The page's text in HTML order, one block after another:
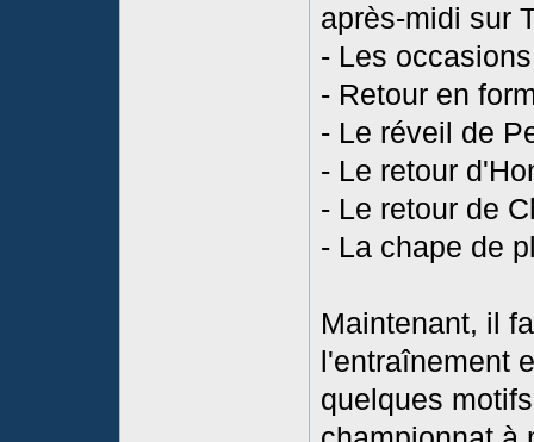
après-midi sur
- Les
- Retour en
- Le réveil de
- Le retour
- Le retour de
- La chape de
Maintenant, il
l'entraînement
quelques